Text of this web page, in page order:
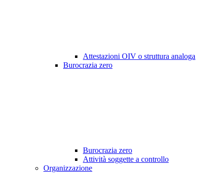
Attestazioni OIV o struttura analoga
Burocrazia zero
Burocrazia zero
Attività soggette a controllo
Organizzazione